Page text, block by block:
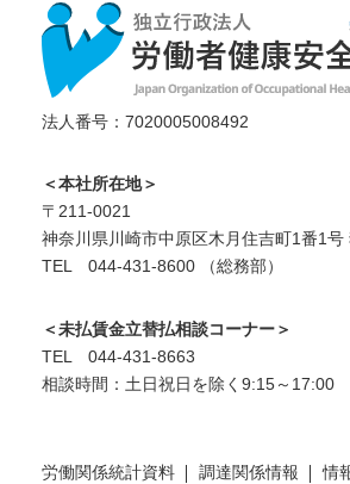
法人番号：7020005008492
＜本社所在地＞
〒211-0021
神奈川県川崎市中原区木月住吉町1番1
TEL 044-431-8600 （総務部）
＜未払賃金立替払相談コーナー＞
TEL 044-431-8663
相談時間：土日祝日を除く9:15～17:00
労働関係統計資料 調達関係情報 情